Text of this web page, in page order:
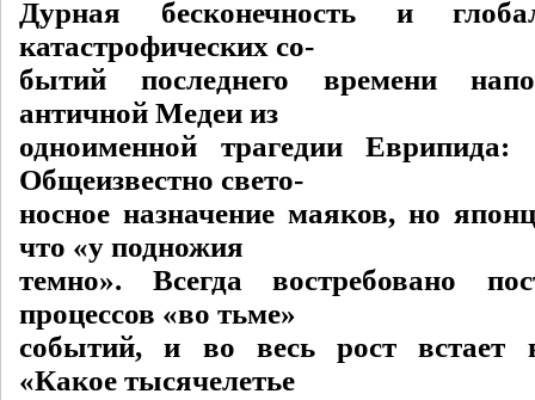
Дурная бесконечность и
катастрофических со-
бытий последнего времени
античной Медеи из
одноименной трагедии
Общеизвестно свето-
носное назначение маяков, но
что «у подножия
темно». Всегда востребовано
процессов «во тьме»
событий, и во весь рост встает
«Какое тысячелетье